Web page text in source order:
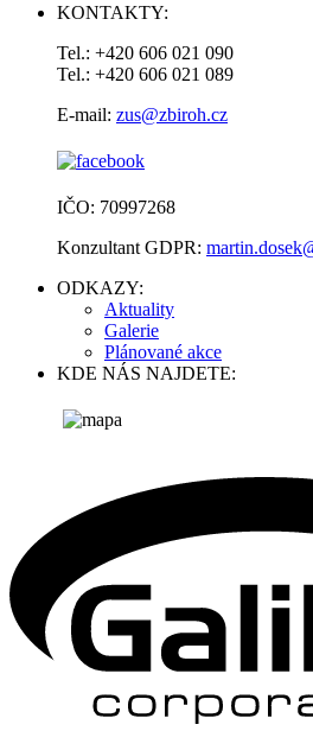
KONTAKTY:
Tel.: +420 606 021 090
Tel.: +420 606 021 089
E-mail: zus@zbiroh.cz
IČO: 70997268
Konzultant GDPR:
ODKAZY:
Aktuality
Galerie
Plánované akce
KDE NÁS NAJDETE: